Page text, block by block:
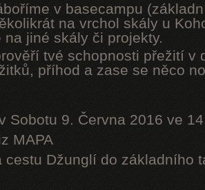
v basecampu
na vrchol skály u
na jiné skály či projekty.
tvé schopnosti přežití v
příhod a zase se něco
Sobotu 9. Června 2016 ve
MAPA
cestu Džunglí do základního